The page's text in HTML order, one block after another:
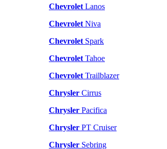
Chevrolet Lanos
Chevrolet Niva
Chevrolet Spark
Chevrolet Tahoe
Chevrolet Trailblazer
Chrysler Cirrus
Chrysler Pacifica
Chrysler PT Cruiser
Chrysler Sebring